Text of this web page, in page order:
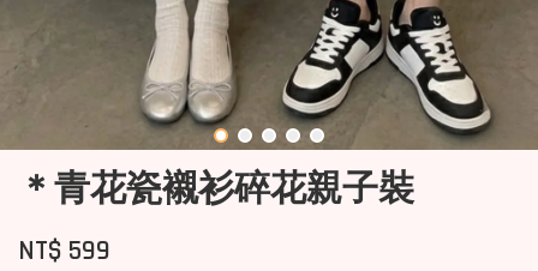
＊青花瓷襯衫碎花親子裝
NT$ 599